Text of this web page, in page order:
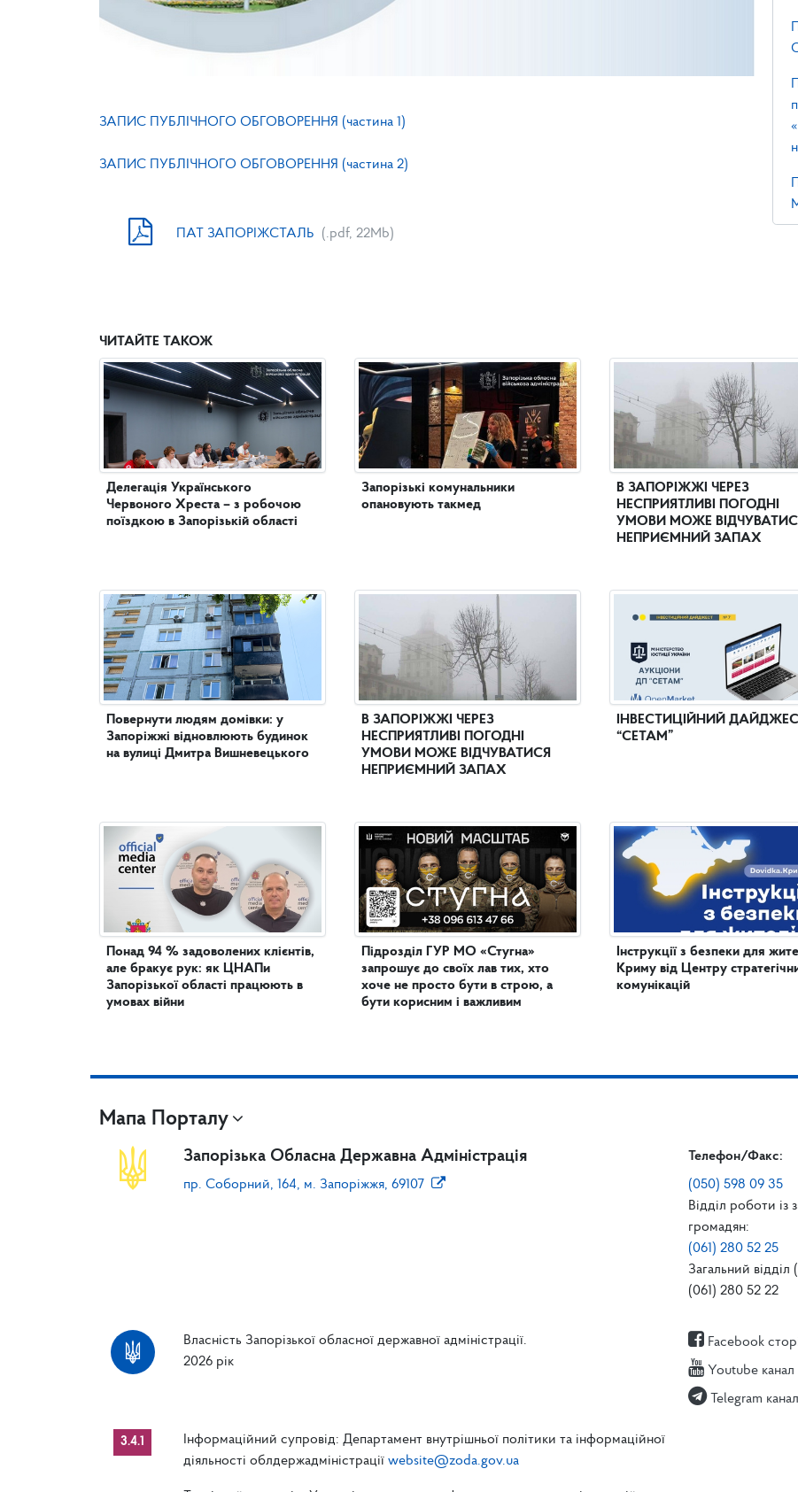
ЗАПИС ПУБЛІЧНОГО ОБГОВОРЕННЯ (частина 1)
ЗАПИС ПУБЛІЧНОГО ОБГОВОРЕННЯ (частина 2)
ПАТ ЗАПОРІЖСТАЛЬ (.pdf, 22Mb)
ЧИТАЙТЕ ТАКОЖ
Делегація Українського
Червоного Хреста – з робочою
поїздкою в Запорізькій області
Повернути людям домівки: у
Запоріжжі відновлюють будинок
на вулиці Дмитра Вишневецького
Понад 94 % задоволених клієнтів,
але бракує рук: як ЦНАПи
Запорізької області працюють в
умовах війни
Запорізькі комунальники
опановують такмед
В ЗАПОРІЖЖІ ЧЕРЕЗ
НЕСПРИЯТЛИВІ ПОГОДНІ
УМОВИ МОЖЕ ВІДЧУВАТИСЯ
НЕПРИЄМНИЙ ЗАПАХ
Підрозділ ГУР МО «Стугна»
запрошує до своїх лав тих, хто
хоче не просто бути в строю, а
бути корисним і важливим
В ЗАПОРІЖЖІ ЧЕРЕЗ
НЕСПРИЯТЛИВІ ПОГОДНІ
УМОВИ МОЖЕ
НЕПРИЄМНИЙ ЗАПАХ
ІНВЕСТИЦІЙНИЙ
“СЕТАМ”
Інструкції з безпеки для
Криму від Центру
комунікацій
Мапа Порталу
Запорізька Обласна Державна Адміністрація
пр. Соборний, 164, м. Запоріжжя, 69107
Телефон/Факс:
(050) 598 09 35
Відділ роботи із
громадян:
(061) 280 52 25
Загальний відділ
(061) 280 52 22
Власність Запорізької обласної державної адміністрації.
2026 рік
Facebook
Youtube канал
Telegram канал
3.4.1
Інформаційний супровід: Департамент внутрішньої політики та інформаційної
діяльності облдержадміністрації website@zoda.gov.ua